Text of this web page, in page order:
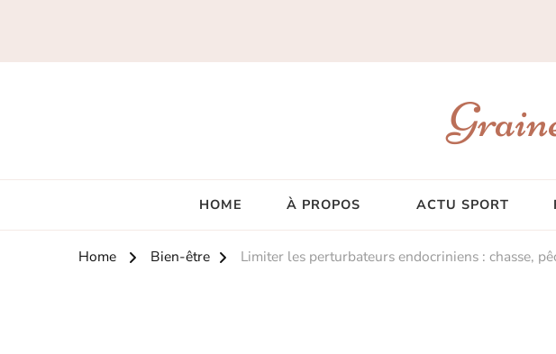
HOME À PROPOS ACTU SPORT
Home Bien-être Limiter les perturbateurs endocriniens : chasse,